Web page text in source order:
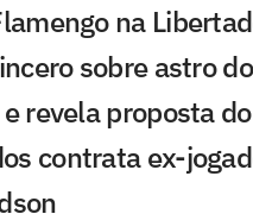
na
sobre astro do
revela proposta
contrata ex-